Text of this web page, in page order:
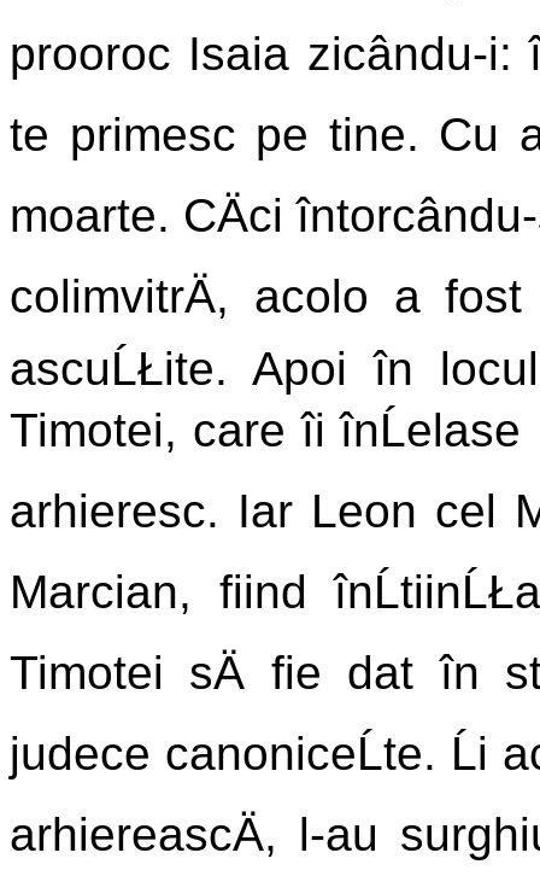
prooroc Isaia zicându-i:
te primesc pe tine. Cu
moarte. CÄci
colimvitrÄ, acolo a
ascuĹŁite. Apoi în
Timotei, care îi
arhieresc. Iar Leon cel
Marcian, fiind
Timotei sÄ fie dat în
judece canoniceĹte. Ĺi
arhiereascÄ, l-au